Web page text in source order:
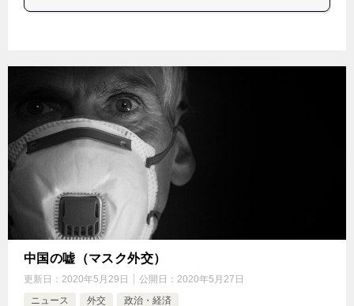
中国の嘘（マスク外交）
更新日： 2020年5月29日 公開日： 2020年5月27日
ニュース
外交 政治・経済